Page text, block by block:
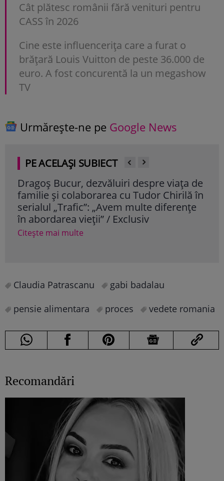
Cât plătesc românii fără venituri pentru
CASS în 2026
Cine este influencerița care a furat o
brățară Louis Vuitton de peste 36.000 de
euro. A fost concurentă la un megashow
TV
Urmărește-ne pe Google News
PE ACELAȘI SUBIECT
Cum a sărbătorit Ilie Năstase împlinirea
vârstei de 80 de ani: „Altceva nu îmi
doresc”
Citește mai multe
Claudia Patrascanu
gabi badalau
pensie alimentara
proces vedete romania
Recomandări